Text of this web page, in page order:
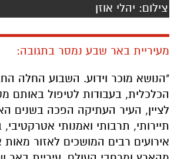
"הנושא מוכר וידוע. השבוע החלה
הכלכלית, בעבודות לטיפול באותם
לציין, העיר העתיקה הפכה בשנים
אירועים רבים המושכים לאזור מאות
מהארץ ומרחבי העולם. עיריית באר
באמצעות החברה הכלכלית, תמשיך
תשתיות בעיר העתיקה לרווחת
המקום".